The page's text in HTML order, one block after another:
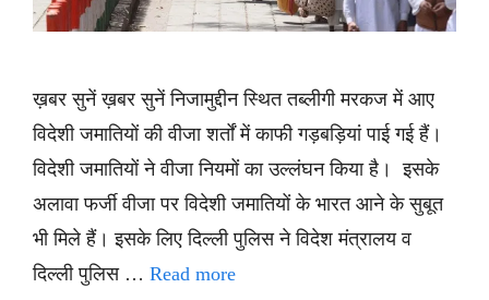
ख़बर सुनें ख़बर सुनें निजामुद्दीन स्थित तब्लीगी मरकज में आए
विदेशी जमातियों की वीजा शर्तों में काफी गड़बड़ियां पाई गई हैं।
विदेशी जमातियों ने वीजा नियमों का उल्लंघन किया है। इसके
अलावा फर्जी वीजा पर विदेशी जमातियों के भारत आने के सुबूत
भी मिले हैं। इसके लिए दिल्ली पुलिस ने विदेश मंत्रालय व
दिल्ली पुलिस … Read more